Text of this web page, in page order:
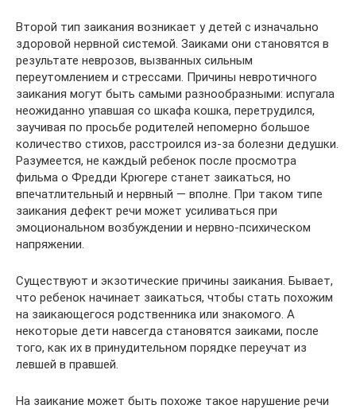
Второй тип заикания возникает у детей с изначально
здоровой нервной системой. Заиками они становятся в
результате неврозов, вызванных сильным
переутомлением и стрессами. Причины невротичного
заикания могут быть самыми разнообразными: испугала
неожиданно упавшая со шкафа кошка, перетрудился,
заучивая по просьбе родителей непомерно большое
количество стихов, расстроился из-за болезни дедушки.
Разумеется, не каждый ребенок после просмотра
фильма о Фредди Крюгере станет заикаться, но
впечатлительный и нервный — вполне. При таком типе
заикания дефект речи может усиливаться при
эмоциональном возбуждении и нервно-психическом
напряжении.
Существуют и экзотические причины заикания. Бывает,
что ребенок начинает заикаться, чтобы стать похожим
на заикающегося родственника или знакомого. А
некоторые дети навсегда становятся заиками, после
того, как их в принудительном порядке переучат из
левшей в правшей.
На заикание может быть похоже такое нарушение речи